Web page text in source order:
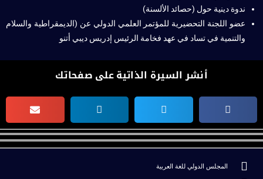
ندوة دينية حول (حصائد الألسنة)
عضو اللجنة التحضيرية للمؤتمر العلمي الدولي عن (الديمقراطية والسلام
والتنمية في تساد في عهد فخامة الرئيس إدريس ديبي أتنو
أنشر السيرة الذاتية على صفحاتك
المجلس الدولي للغة العربية